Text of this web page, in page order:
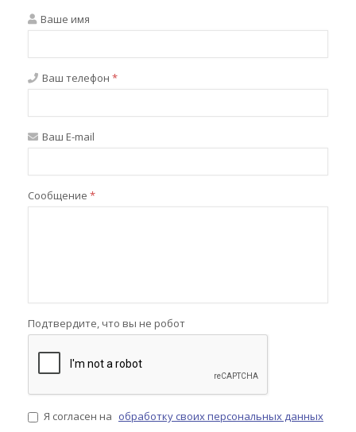
Ваше имя
Ваш телефон *
Ваш E-mail
Сообщение *
Подтвердите, что вы не робот
Я согласен на обработку своих персональных данных